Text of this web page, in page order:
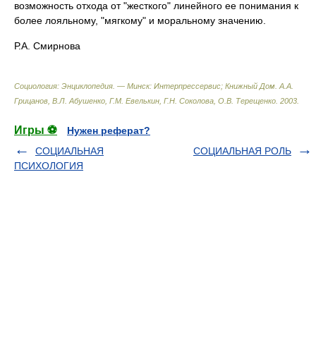
возможность отхода от "жесткого" линейного ее понимания к
более лояльному, "мягкому" и моральному значению.
Р.А. Смирнова
Социология: Энциклопедия. — Минск: Интерпрессервис; Книжный Дом А.А.
Грицанов, В.Л. Абушенко, Г.М. Евелькин, Г.Н. Соколова, О.В. Терещенко 2003
Игры ⚽
Нужен реферат?
СОЦИАЛЬНАЯ
ПСИХОЛОГИЯ
СОЦИАЛЬНАЯ РОЛЬ